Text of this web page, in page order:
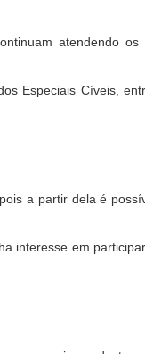
atendendo
Especiais Cíveis,
a partir dela é
interesse em